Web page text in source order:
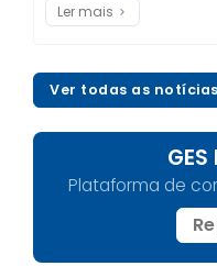
Ler mais
Ver todas as notícias
Plataforma de